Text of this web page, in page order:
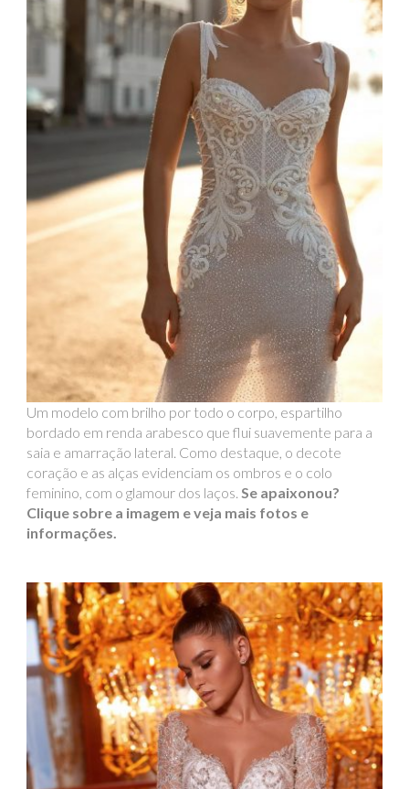
Um modelo com brilho por todo o corpo, espartilho
bordado em renda arabesco que flui suavemente para a
saia e amarração lateral. Como destaque, o decote
coração e as alças evidenciam os ombros e o colo
feminino, com o glamour dos laços. Se apaixonou?
Clique sobre a imagem e veja mais fotos e
informações.